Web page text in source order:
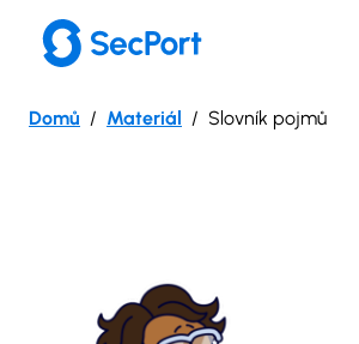
obsah
Domů Materiál Slovník pojmů